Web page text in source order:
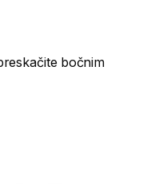
bočnim